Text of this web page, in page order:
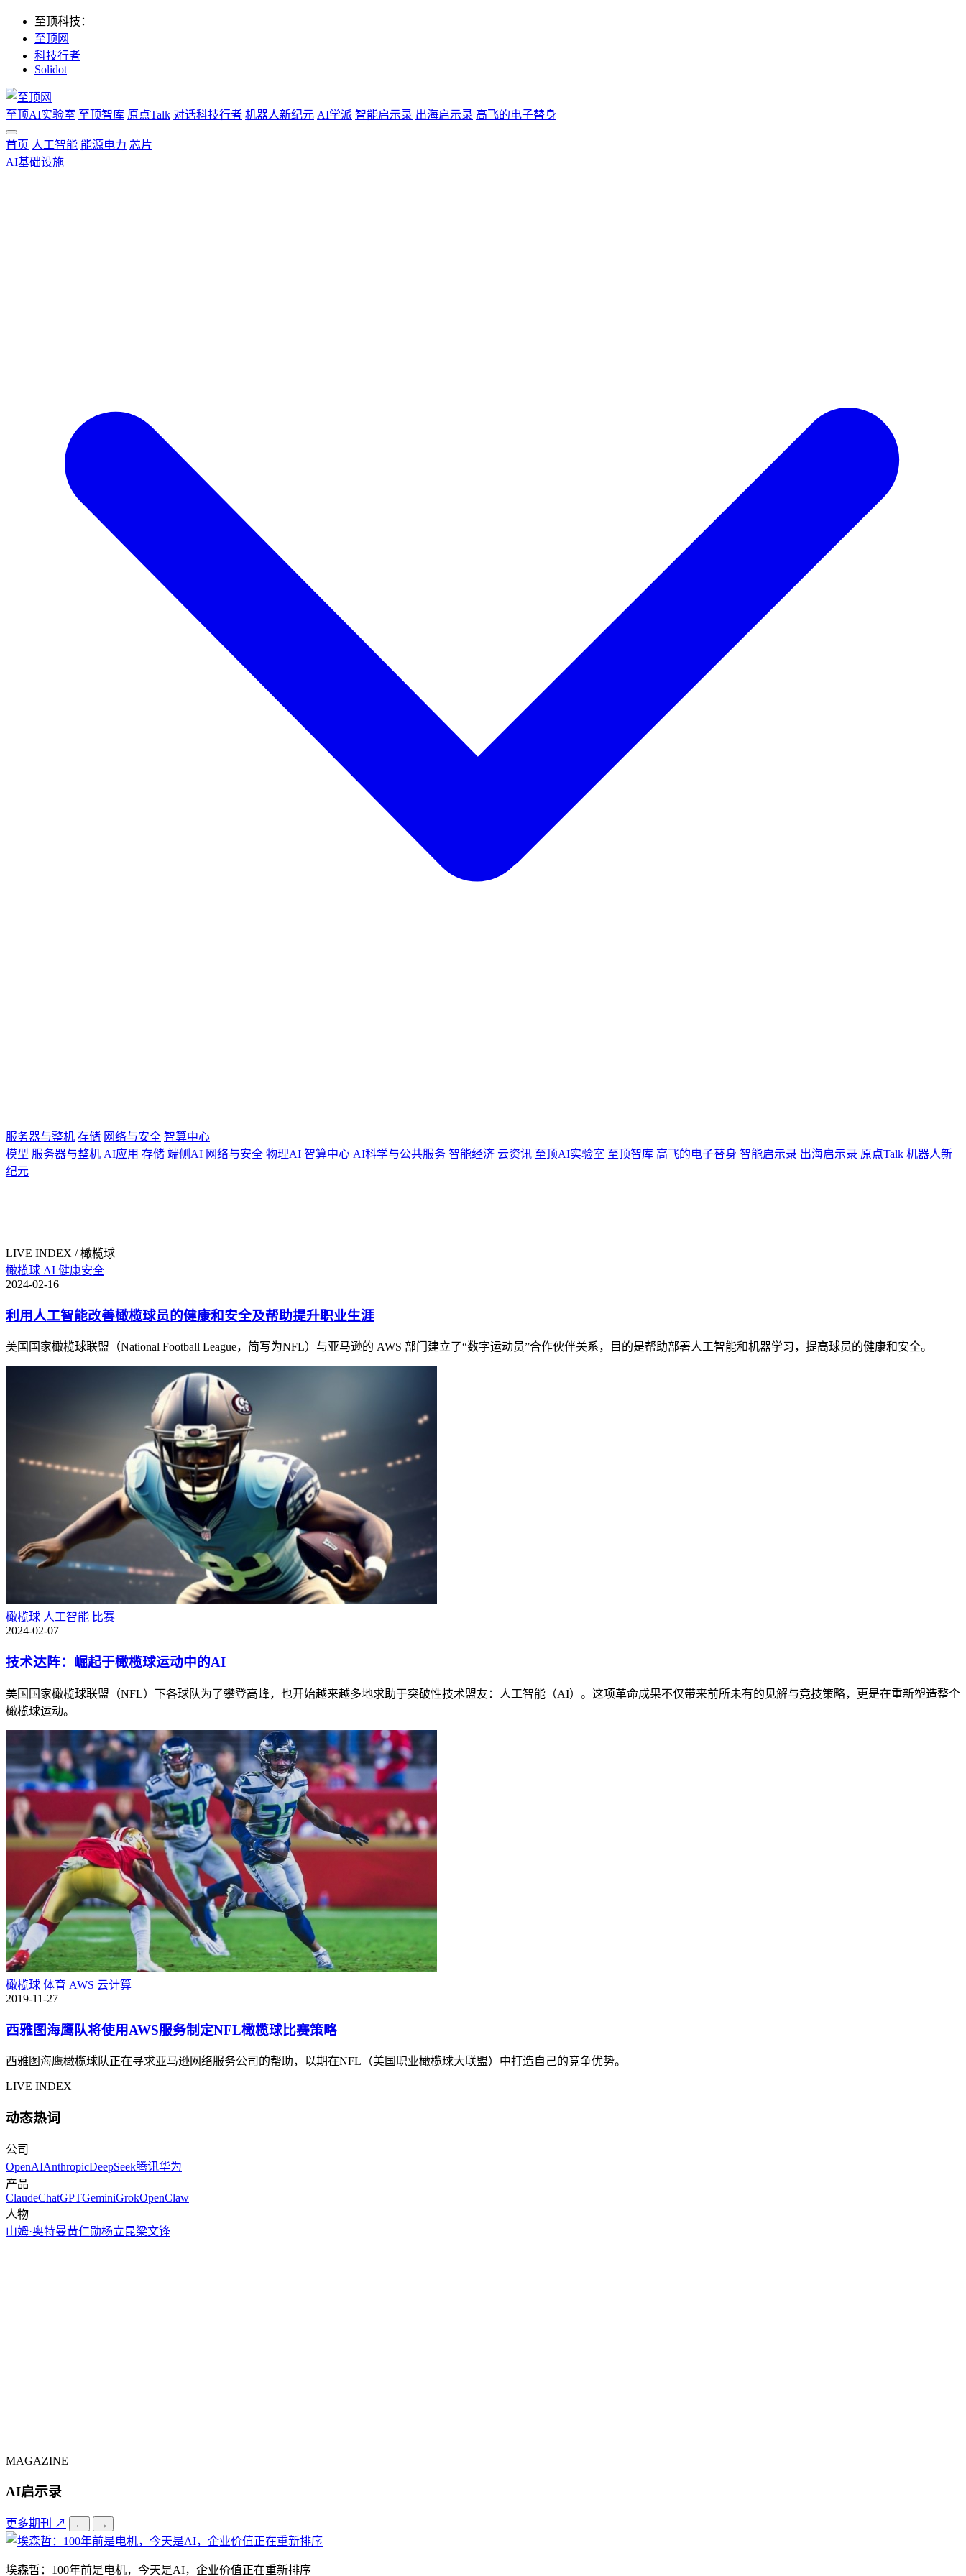
至顶科技：
至顶网
科技行者
Solidot
至顶AI实验室 至顶智库 原点Talk 对话科技行者 机器人新纪元 AI学派 智能启示录 出海启示录 高飞的电子替身
首页 人工智能 能源电力 芯片
AI基础设施
服务器与整机 存储 网络与安全 智算中心
模型 服务器与整机 AI应用 存储 端侧AI 网络与安全 物理AI 智算中心 AI科学与公共服务 智能经济 云资讯 至顶AI实验室 至顶智库 高飞的电子替身 智能启示录 出海启示录 原点Talk 机器人新
纪元
LIVE INDEX / 橄榄球
橄榄球 AI 健康安全
2024-02-16
利用人工智能改善橄榄球员的健康和安全及帮助提升职业生涯
美国国家橄榄球联盟（National Football League，简写为NFL）与亚马逊的 AWS 部门建立了“数字运动员”合作伙伴关系，目的是帮助部署人工智能和机器学习，提高球员的健康和安全。
橄榄球 人工智能 比赛
2024-02-07
技术达阵：崛起于橄榄球运动中的AI
美国国家橄榄球联盟（NFL）下各球队为了攀登高峰，也开始越来越多地求助于突破性技术盟友：人工智能（AI）。这项革命成果不仅带来前所未有的见解与竞技策略，更是在重新塑造整个
橄榄球运动。
橄榄球 体育 AWS 云计算
2019-11-27
西雅图海鹰队将使用AWS服务制定NFL橄榄球比赛策略
西雅图海鹰橄榄球队正在寻求亚马逊网络服务公司的帮助，以期在NFL（美国职业橄榄球大联盟）中打造自己的竞争优势。
LIVE INDEX
动态热词
公司
OpenAIAnthropicDeepSeek腾讯华为
产品
ClaudeChatGPTGeminiGrokOpenClaw
人物
山姆·奥特曼黄仁勋杨立昆梁文锋
MAGAZINE
AI启示录
更多期刊 ↗ ← →
埃森哲：100年前是电机，今天是AI，企业价值正在重新排序